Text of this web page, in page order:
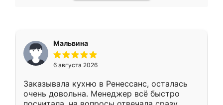
Мальвина
6 августа 2026
Заказывала кухню в Ренессанс, осталась
очень довольна. Менеджер всё быстро